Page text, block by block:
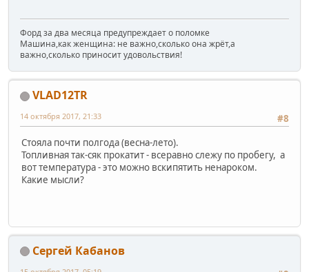
Форд за два месяца предупреждает о поломке
Машина,как женщина: не важно,сколько она жрёт,а
важно,сколько приносит удовольствия!
VLAD12TR
#8
14 октября 2017, 21:33
Стояла почти полгода (весна-лето).
Топливная так-сяк прокатит - всеравно слежу по пробегу, а
вот температура - это можно вскипятить ненароком.
Какие мысли?
Сергей Кабанов